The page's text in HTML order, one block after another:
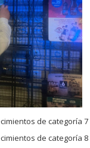
de categoría 7
de categoría